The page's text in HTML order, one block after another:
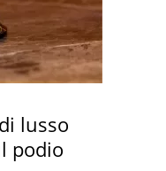
lusso
podio